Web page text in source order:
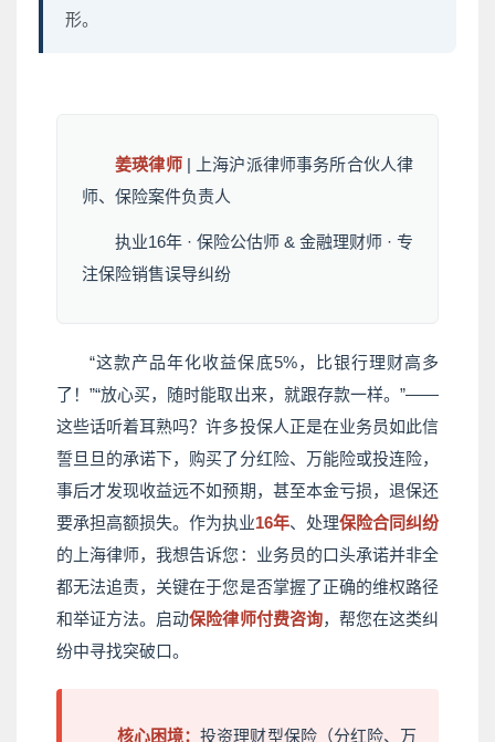
形。
姜瑛律师| 上海沪派律师事务所合伙人律
师、保险案件负责人
执业16年 · 保险公估师 & 金融理财师 · 专
注保险销售误导纠纷
“这款产品年化收益保底5%，比银行理财高多
了！”“放心买，随时能取出来，就跟存款一样。”——
这些话听着耳熟吗？许多投保人正是在业务员如此信
誓旦旦的承诺下，购买了分红险、万能险或投连险，
事后才发现收益远不如预期，甚至本金亏损，退保还
要承担高额损失。作为执业16年、处理保险合同纠纷
的上海律师，我想告诉您：业务员的口头承诺并非全
都无法追责，关键在于您是否掌握了正确的维权路径
和举证方法。启动保险律师付费咨询，帮您在这类纠
纷中寻找突破口。
核心困境：投资理财型保险（分红险、万